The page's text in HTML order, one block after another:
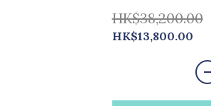
HK$38,200.00
HK$13,800.00